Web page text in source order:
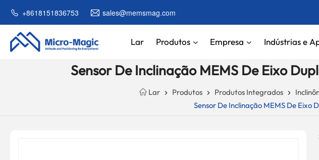
+8618151836753 sales@memsmag.com
Lar Produtos Empresa Indústrias e
Sensor De Inclinação MEMS De Eixo
Lar Produtos Produtos Integrados
Sensor De Inclinação MEMS De Eixo
CARRINHO
DE
COMPRAS